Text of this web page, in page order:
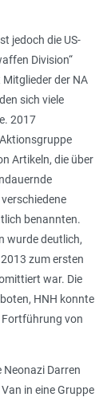
jedoch die US-
Division“
der NA
sich viele
2017
Artikeln, die über
benannten.
wurde deutlich,
zum ersten
war. Die
HNH konnte
Fortführung von
Darren
in eine Gruppe